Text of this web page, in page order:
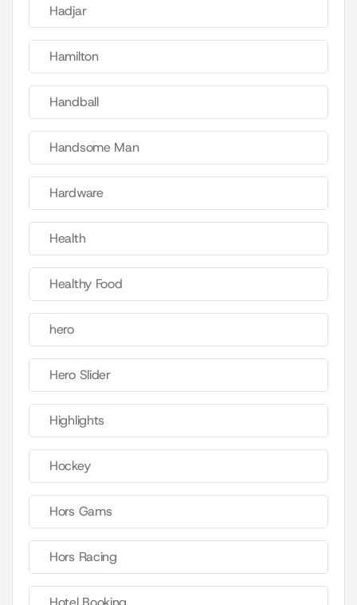
Hadjar
Hamilton
Handball
Handsome Man
Hardware
Health
Healthy Food
hero
Hero Slider
Highlights
Hockey
Hors Gams
Hors Racing